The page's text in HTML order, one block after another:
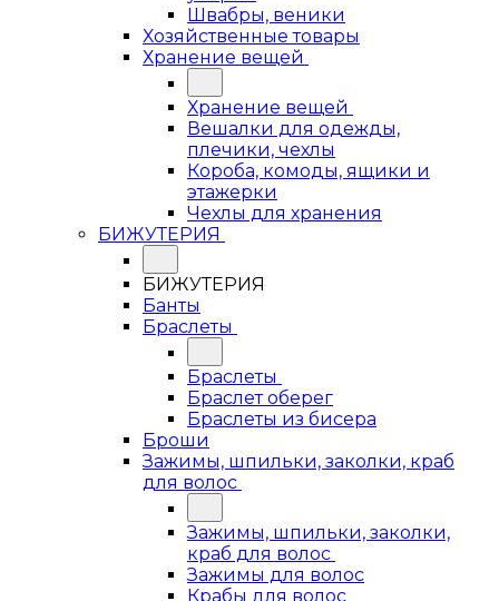
Швабры, веники
Хозяйственные товары
Хранение вещей
Хранение вещей
Вешалки для одежды,
плечики, чехлы
Короба, комоды, ящики и
этажерки
Чехлы для хранения
БИЖУТЕРИЯ
БИЖУТЕРИЯ
Банты
Браслеты
Браслеты
Браслет оберег
Браслеты из бисера
Броши
Зажимы, шпильки, заколки, краб
для волос
Зажимы, шпильки, заколки,
краб для волос
Зажимы для волос
Крабы для волос